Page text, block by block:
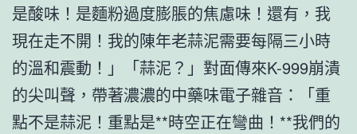
是酸味！是麵粉過度膨脹的焦慮味！還有，我
現在走不開！我的陳年老蒜泥需要每隔三小時
的溫和震動！」「蒜泥？」對面傳來K-999崩潰
的尖叫聲，帶著濃濃的中藥味電子雜音：「重
點不是蒜泥！重點是**時空正在彎曲！**我們的